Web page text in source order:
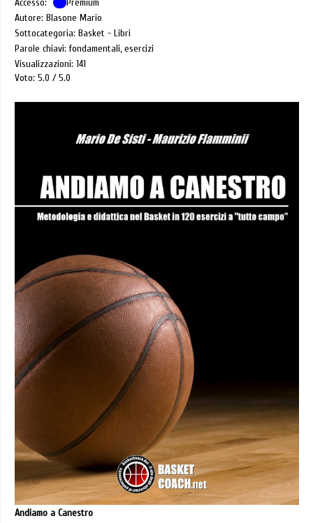
Accesso:
Premium
Autore: Blasone Mario
Sottocategoria: Basket - Libri
Parole chiavi: fondamentali, esercizi
Visualizzazioni: 141
Voto: 5.0
5.0
Andiamo a Canestro